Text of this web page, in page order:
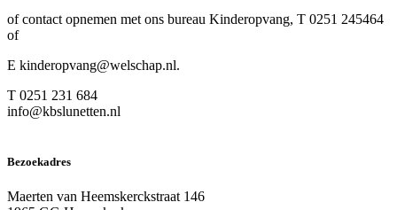
of contact opnemen met ons bureau Kinderopvang, T 0251 245464
of
E kinderopvang@welschap.nl.
T 0251 231 684
info@kbslunetten.nl
Bezoekadres
Maerten van Heemskerckstraat 146